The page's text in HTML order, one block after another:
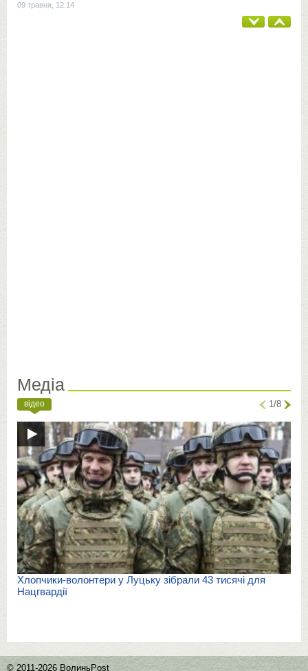
09 травня, 12:14
Медіа
відео 1/8
Хлопчики-волонтери у Луцьку зібрали 43 тисячі для
Нацгвардії
© 2011-2026 ВолиньPost